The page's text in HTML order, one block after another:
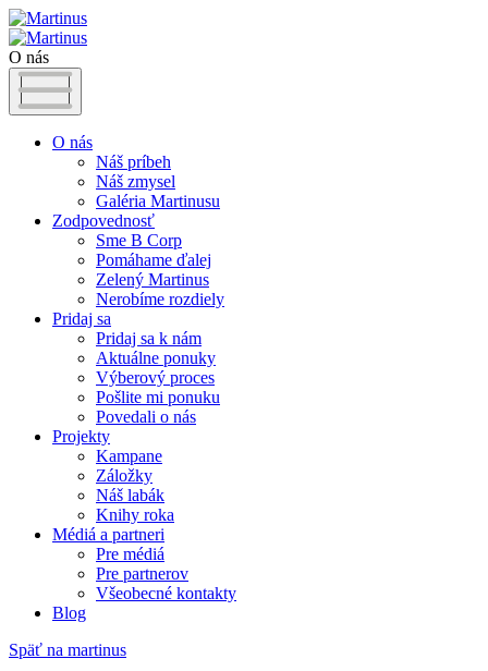
O nás
O nás
Náš príbeh
Náš zmysel
Galéria Martinusu
Zodpovednosť
Sme B Corp
Pomáhame ďalej
Zelený Martinus
Nerobíme rozdiely
Pridaj sa
Pridaj sa k nám
Aktuálne ponuky
Výberový proces
Pošlite mi ponuku
Povedali o nás
Projekty
Kampane
Záložky
Náš labák
Knihy roka
Médiá a partneri
Pre médiá
Pre partnerov
Všeobecné kontakty
Blog
Späť na martinus